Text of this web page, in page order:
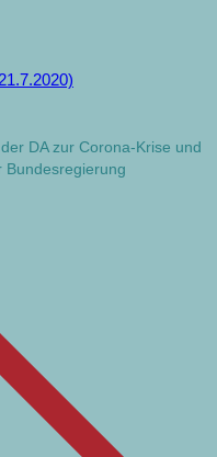
DA zur Corona-Krise und
Bundesregierung